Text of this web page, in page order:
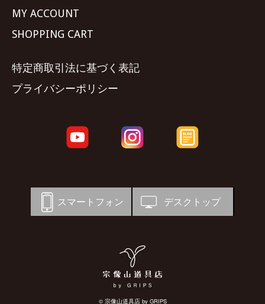
MY ACCOUNT
SHOPPING CART
特定商取引法に基づく表記
プライバシーポリシー
スマートフォン デスクトップ
© 宗像山道具店 by GRIPS